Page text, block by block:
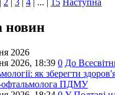
| 2 | 3 | 4 | ... | 15 Наступна
новин
2026
2026, 18:39 0 До
як зберегти
офтальмолога ПДМУ